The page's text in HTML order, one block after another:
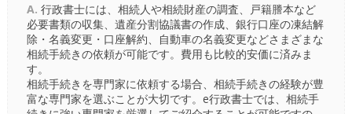
A. 行政書士には、相続人や相続財産の調査、戸籍謄本など
必要書類の収集、遺産分割協議書の作成、銀行口座の凍結解
除・名義変更・口座解約、自動車の名義変更などさまざまな
相続手続きの依頼が可能です。費用も比較的安価に済みま
す。
相続手続きを専門家に依頼する場合、相続手続きの経験が豊
富な専門家を選ぶことが大切です。e行政書士では、相続手